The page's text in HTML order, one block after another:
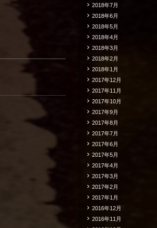
2018年7月
2018年6月
2018年5月
2018年4月
2018年3月
2018年2月
2018年1月
2017年12月
2017年11月
2017年10月
2017年9月
2017年8月
2017年7月
2017年6月
2017年5月
2017年4月
2017年3月
2017年2月
2017年1月
2016年12月
2016年11月